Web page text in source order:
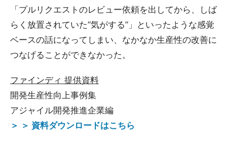
「プルリクエストのレビュー依頼を出してから、しば
らく放置されていた”気がする”」といったような感覚
ベースの話になってしまい、なかなか生産性の改善に
つなげることができなかった。
ファインディ 提供資料
開発生産性向上事例集
アジャイル開発推進企業編
＞ ＞ 資料ダウンロードはこちら